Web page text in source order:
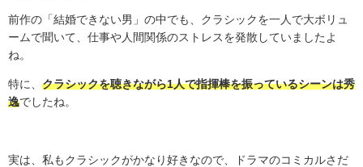
前作の「結婚できない男」の中でも、クラシックを一人で大ボリュ
ームで聞いて、仕事や人間関係のストレスを発散していましたよ
ね。
特に、 クラシックを聴きながら1人で指揮棒を振っているシーンは秀
逸でしたね。
実は、私もクラシックがかなり好きなので、ドラマのコミカルさだ